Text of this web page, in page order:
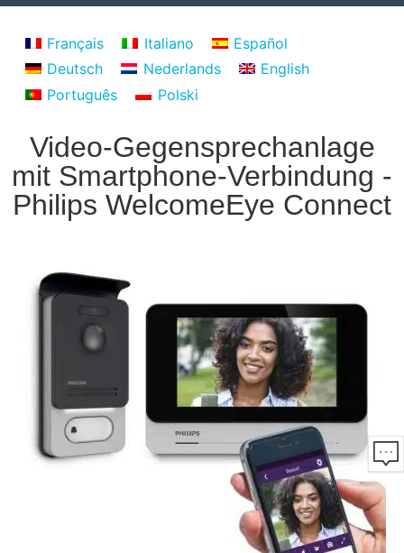
Français Italiano
Español
Deutsch
Nederlands
English
Português
Polski
Video-Gegensprechanlage
mit Smartphone-Verbindung -
Philips WelcomeEye Connect